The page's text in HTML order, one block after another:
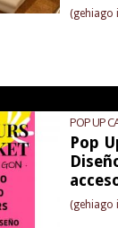
(gehiago
POP UP
Pop
(gehiago